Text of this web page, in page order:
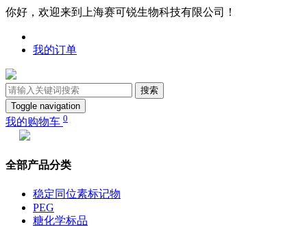
你好，欢迎来到上海赛可锐生物科技有限公司！
我的订单
搜索
Toggle navigation
我的购物车 0
全部产品分类
稳定同位素标记物
PEG
糖化学标品